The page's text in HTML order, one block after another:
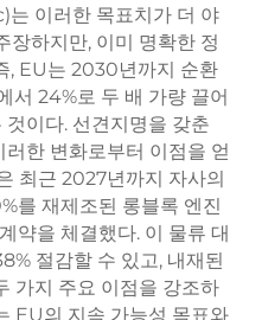
이러한 목표치가 더 야
장하지만, 이미 명확한 정
, EU는 2030년까지 순환
서 24%로 두 배 가량 끌어
이다. 선견지명을 갖춘
한 변화로부터 이점을 얻
최근 2027년까지 자사의
를 재제조된 롱블록 엔진
약을 체결했다. 이 물류 대
절감할 수 있고, 내재된
가지 주요 이점을 강조하
EU의 지속 가능성 목표와